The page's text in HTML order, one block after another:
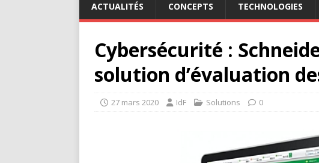
ACTUALITÉS CONCEPTS TECHNOLOGIES
Cybersécurité :
solution d’évaluation
27 mars 2020 IdF Solutions 0